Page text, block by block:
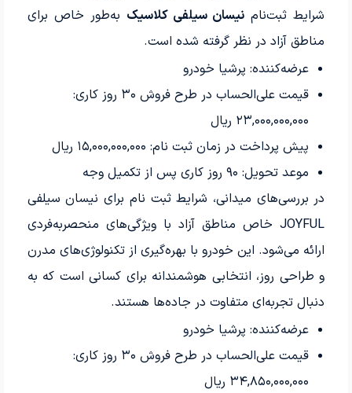
شرایط ثبت‌نام نیسان سیلفی کلاسیک به‌طور خاص برای
مناطق آزاد در نظر گرفته شده است.
عرضه‌کننده: پرشیا خودرو
قیمت علی‌الحساب در طرح فروش ۳۰ روز کاری:
۲۳,۰۰۰,۰۰۰,۰۰۰ ریال
پیش پرداخت در زمان ثبت نام: ۱۵,۰۰۰,۰۰۰,۰۰۰ ریال
موعد تحویل: ۹۰روز کاری پس از تکمیل وجه
در بررسی‌های میدانی، شرایط ثبت نام برای نیسان سیلفی
JOYFUL خاص مناطق آزاد با ویژگی‌های منحصربه‌فردی
ارائه می‌شود. این خودرو با بهره‌گیری از تکنولوژی‌های مدرن
و طراحی روز، انتخابی هوشمندانه برای کسانی است که به
دنبال تجربه‌ای متفاوت در جاده‌ها هستند.
عرضه‌کننده: پرشیا خودرو
قیمت علی‌الحساب در طرح فروش ۳۰ روز کاری:
۳۴,۸۵۰,۰۰۰,۰۰۰ ریال